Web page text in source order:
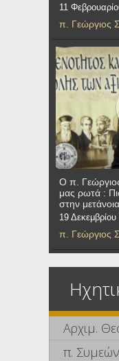
11
π. Γεώργιος
Ο π.
μας ρωτά :
στην
19
π. Γεώργιος
Αρχιμ.
π.